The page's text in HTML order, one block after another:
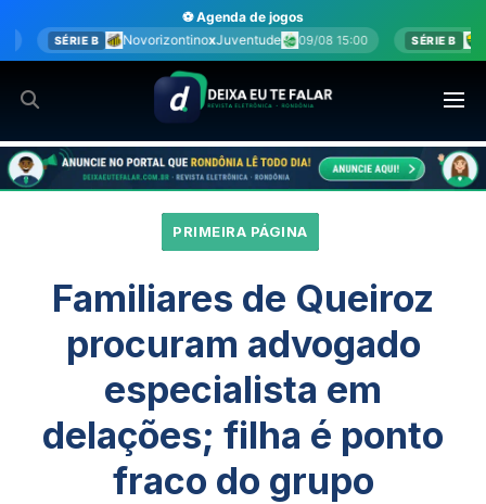
para
o
conteúdo
⚽ Agenda de jogos
Juventude 09/08 15:00 SÉRIE B CuiabáxFortaleza 09/08
PRIMEIRA PÁGINA
Familiares de Queiroz
procuram advogado
especialista em
delações; filha é ponto
fraco do grupo